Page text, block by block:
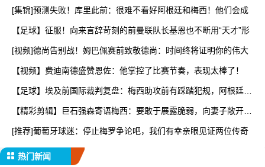
[集锦]预测失败！库里此前：很难不看好阿根廷和梅西！他们会成
【足球】征服！向来言辞苛刻的前曼联队长基恩也不断用“天才”形
[视频]德尚告别战！姆巴佩赛前致敬德尚：时间终将证明你的伟大
【视频】费迪南德盛赞恩佐：他掌控了比赛节奏，表现太棒了！
【足球】埃及前国际裁判复盘：梅西助攻前有踩踏犯规，阿根廷进
【精彩剪辑】巨石强森寄语梅西：要敢于展露脆弱，向妻子敞开心
[推荐]葡萄牙球迷：停止梅罗争论吧，我们有幸亲眼见证两位传奇
热门新闻